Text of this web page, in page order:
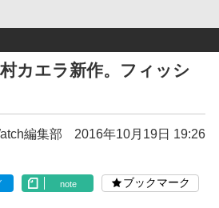
カエラ新作。フィッシ
編集部 2016年10月19日 19:26
note ブックマーク